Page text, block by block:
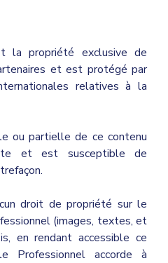
la propriété exclusive de
et est protégé par
relatives à la
ou partielle de ce contenu
et est susceptible de
droit de propriété sur le
(images, textes, et
en rendant accessible ce
accorde à